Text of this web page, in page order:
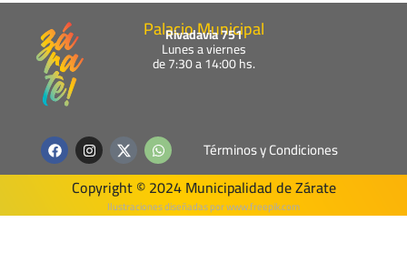
Palacio Municipal
Rivadavia 751
Lunes a viernes
de 7:30 a 14:00 hs.
F
a
c
e
o
o
I
n
s
t
a
g
r
W
h
a
t
s
a
p
Términos y Condiciones
Copyright © 2024 Municipalidad de Zárate
Ilustraciones diseñadas por www.freepik.com​